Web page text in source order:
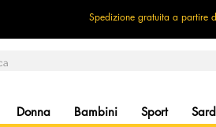
Spedizione gratuita a partire
Donna Bambini Sport